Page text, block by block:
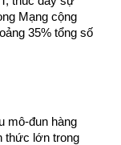
giao dịch sao chép
Mạng cộng
35% tổng số
mô-đun hàng
thức lớn trong